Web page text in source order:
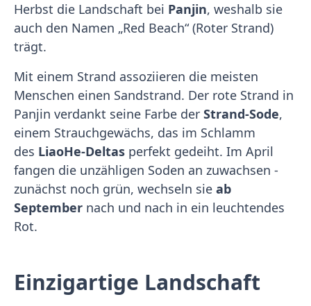
Herbst die Landschaft bei Panjin, weshalb sie
auch den Namen „Red Beach“ (Roter Strand)
trägt.
Mit einem Strand assoziieren die meisten
Menschen einen Sandstrand. Der rote Strand in
Panjin verdankt seine Farbe der Strand-Sode,
einem Strauchgewächs, das im Schlamm
des LiaoHe-Deltas perfekt gedeiht. Im April
fangen die unzähligen Soden an zuwachsen -
zunächst noch grün, wechseln sie ab
September nach und nach in ein leuchtendes
Rot.
Einzigartige Landschaft